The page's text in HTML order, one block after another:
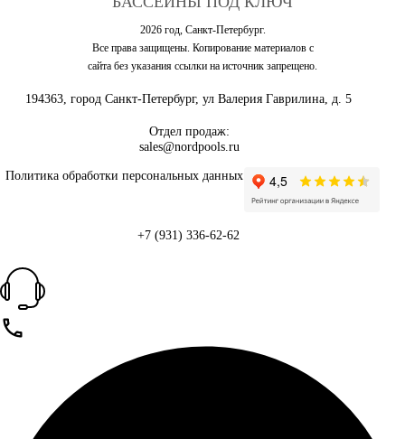
2026 год, Санкт-Петербург.
Все права защищены. Копирование материалов с
сайта без указания ссылки на источник запрещено.
194363, город Санкт-Петербург, ул Валерия Гаврилина, д. 5
Отдел продаж:
sales@nordpools.ru
Политика обработки персональных данных
+7 (931) 336-62-62